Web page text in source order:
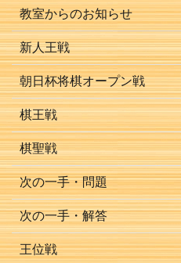
教室からのお知らせ
新人王戦
朝日杯将棋オープン戦
棋王戦
棋聖戦
次の一手・問題
次の一手・解答
王位戦